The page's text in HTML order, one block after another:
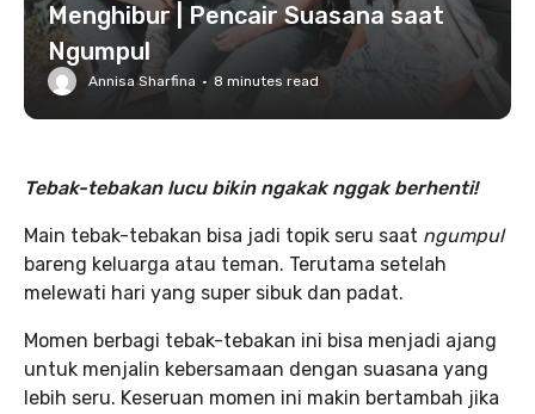
Menghibur | Pencair Suasana saat
Ngumpul
Annisa Sharfina · 8 minutes read
Tebak-tebakan lucu bikin ngakak nggak berhenti!
Main tebak-tebakan bisa jadi topik seru saat ngumpul
bareng keluarga atau teman. Terutama setelah
melewati hari yang super sibuk dan padat.
Momen berbagi tebak-tebakan ini bisa menjadi ajang
untuk menjalin kebersamaan dengan suasana yang
lebih seru. Keseruan momen ini makin bertambah jika